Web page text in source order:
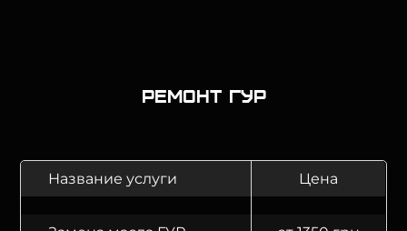
Ремонт ГУР
Название услуги Цена